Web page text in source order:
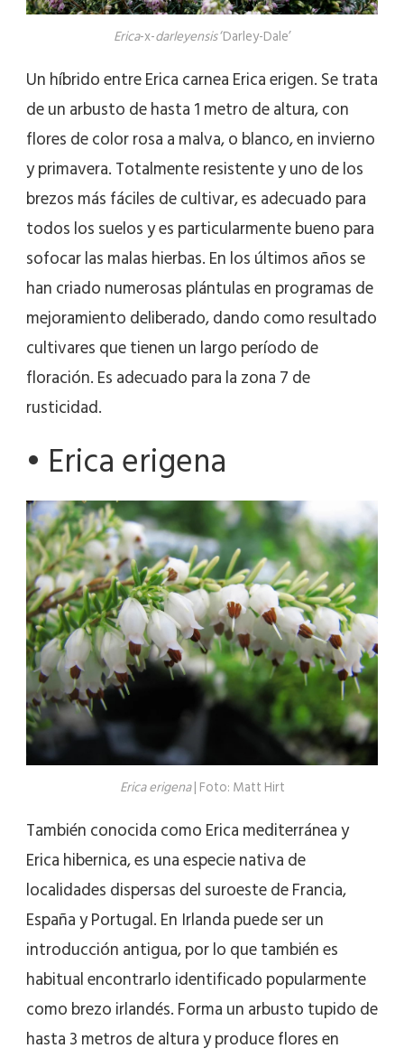
Erica-x-darleyensis‘Darley-Dale’
Un híbrido entre Erica carnea Erica erigen. Se trata
de un arbusto de hasta 1 metro de altura, con
flores de color rosa a malva, o blanco, en invierno
y primavera. Totalmente resistente y uno de los
brezos más fáciles de cultivar, es adecuado para
todos los suelos y es particularmente bueno para
sofocar las malas hierbas. En los últimos años se
han criado numerosas plántulas en programas de
mejoramiento deliberado, dando como resultado
cultivares que tienen un largo período de
floración. Es adecuado para la zona 7 de
rusticidad.
• Erica erigena
Erica erigena| Foto: Matt Hirt
También conocida como Erica mediterránea y
Erica hibernica, es una especie nativa de
localidades dispersas del suroeste de Francia,
España y Portugal. En Irlanda puede ser un
introducción antigua, por lo que también es
habitual encontrarlo identificado popularmente
como brezo irlandés. Forma un arbusto tupido de
hasta 3 metros de altura y produce flores en